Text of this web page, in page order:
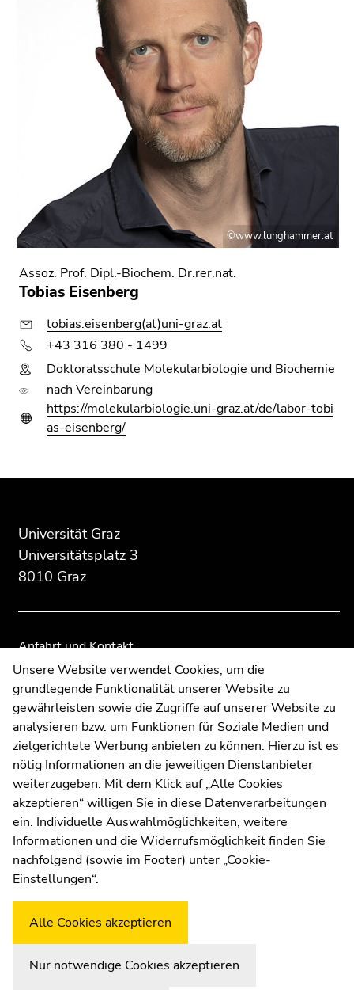
©www.lunghammer.at
Assoz. Prof. Dipl.-Biochem. Dr.rer.nat.
Tobias Eisenberg
tobias.eisenberg(at)uni-graz.at
+43 316 380 - 1499
Doktoratsschule Molekularbiologie und Biochemie
nach Vereinbarung
https://molekularbiologie.uni-graz.at/de/labor-tobi
as-eisenberg/
Seitenbereichs:
Zusatzinformationen:
Universität Graz
Universitätsplatz 3
8010 Graz
Anfahrt und Kontakt
Kommunikation und Öffentlichkeitsarbeit
Moodle
UNIGRAZonline
Impressum
Datenschutzerklärung
Cookie-Einstellungen
Barrierefreiheitserklärung
WetterstationUni Graz
Seitenbereichs.
Übersicht
Seitenbereichs.
Übersicht
Unsere Website verwendet Cookies, um die
grundlegende Funktionalität unserer Website zu
gewährleisten sowie die Zugriffe auf unserer Website zu
analysieren bzw. um Funktionen für Soziale Medien und
zielgerichtete Werbung anbieten zu können. Hierzu ist es
nötig Informationen an die jeweiligen Dienstanbieter
weiterzugeben. Mit dem Klick auf „Alle Cookies
akzeptieren“ willigen Sie in diese Datenverarbeitungen
ein. Individuelle Auswahlmöglichkeiten, weitere
Informationen und die Widerrufsmöglichkeit finden Sie
nachfolgend (sowie im Footer) unter „Cookie-
Einstellungen“.
Alle Cookies akzeptieren
Nur notwendige Cookies akzeptieren